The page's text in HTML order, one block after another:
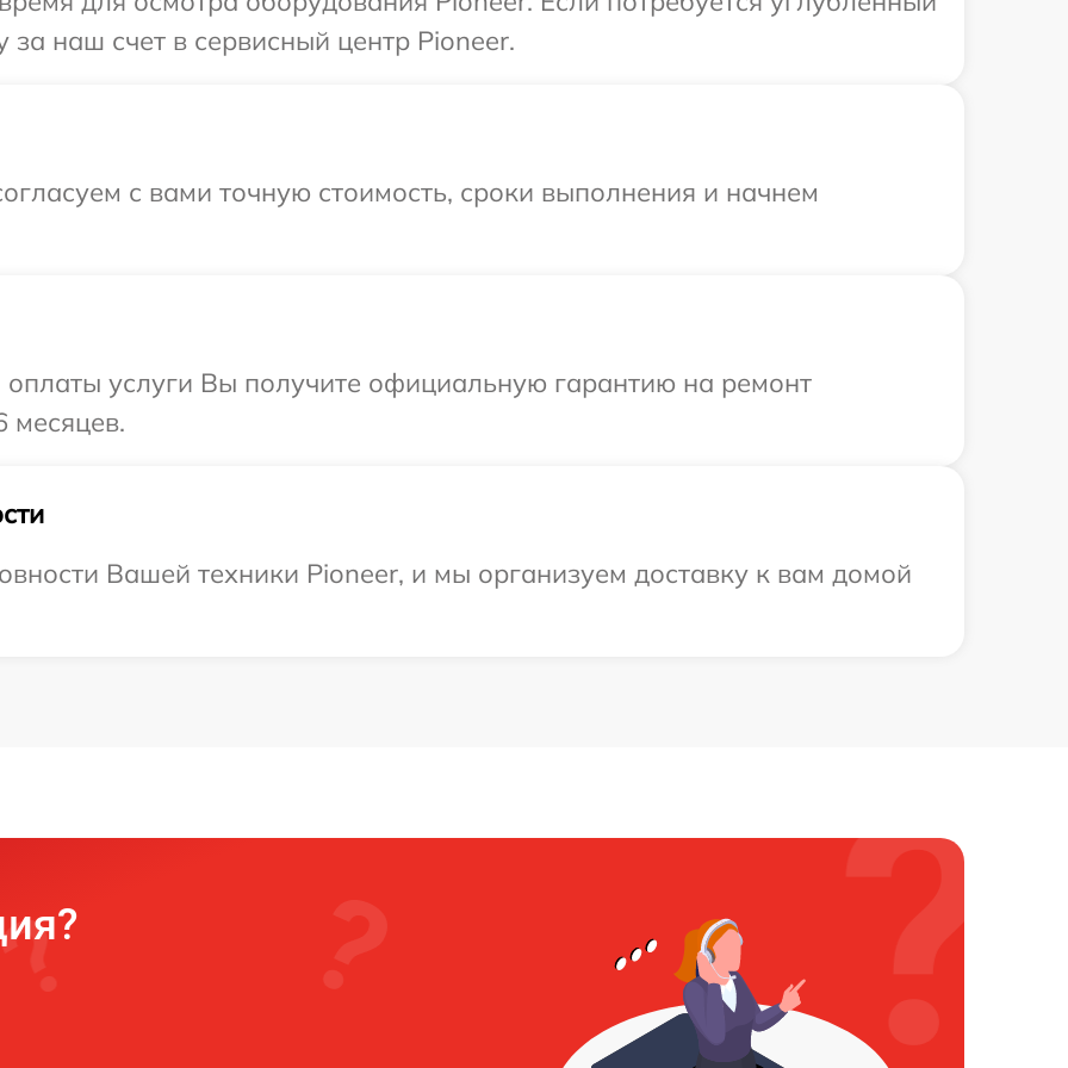
наш счет в сервисный центр Pioneer.
с вами точную стоимость, сроки выполнения и начнем
услуги Вы получите официальную гарантию на ремонт
месяцев.
Вашей техники Pioneer, и мы организуем доставку к вам домой